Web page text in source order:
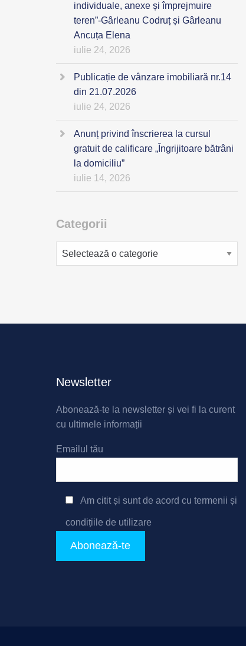
individuale, anexe și împrejmuire
teren”-Gârleanu Codruț și Gârleanu
Ancuța Elena
iulie 24, 2026
Publicație de vânzare imobiliară nr.14
din 21.07.2026
iulie 24, 2026
Anunț privind înscrierea la cursul
gratuit de calificare „Îngrijitoare bătrâni
la domiciliu”
iulie 14, 2026
Categorii
Categorii
Newsletter
Abonează-te la newsletter și vei fi la curent
cu ultimele informații
Emailul tău
Am citit și sunt de acord cu termenii și
condițiile de utilizare